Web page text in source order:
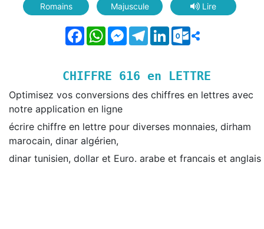
Romains
Majuscule Lire
FacebookWhatsAppMessenger
Telegram
LinkedInOutlook.com
CHIFFRE 616 en LETTRE
Optimisez vos conversions des chiffres en lettres avec
notre application en ligne
écrire chiffre en lettre pour diverses monnaies, dirham
marocain, dinar algérien,
dinar tunisien, dollar et Euro. arabe et francais et anglais